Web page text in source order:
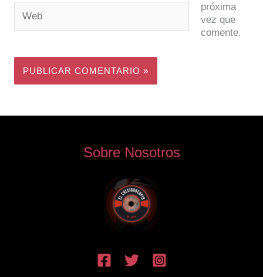
próxima
vez que
comente.
Sobre Nosotros